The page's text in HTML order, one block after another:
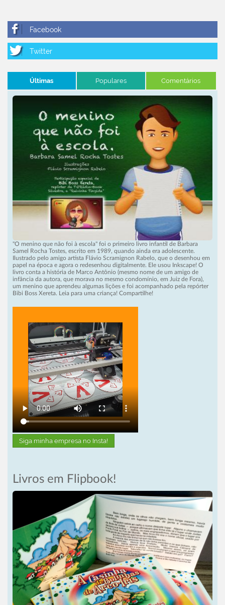
Últimas Populares Comentários
"O menino que não foi à escola" foi o primeiro livro infantil de Barbara
Samel Rocha Tostes, escrito em 1989, quando ainda era adolescente.
Ilustrado pelo amigo artista Flávio Scramignon Rabelo, que o desenhou em
papel na época e agora o redesenhou digitalmente. Ele usou Inkscape! O
livro conta a história de Marco Antônio (mesmo nome de um amigo de
infância da autora, que morava no mesmo condomínio, em Juiz de Fora),
um menino que aprendeu algumas lições e foi acompanhado pela repórter
Bibi Boss Xereta. Leia para uma criança! Compartilhe!
Siga minha empresa no Insta!
Livros em Flipbook!